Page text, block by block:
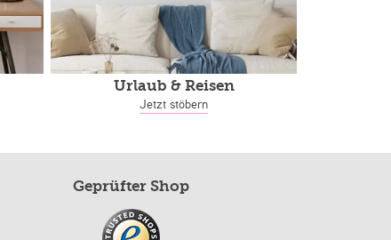
Urlaub & Reisen
Jetzt stöbern
Geprüfter Shop